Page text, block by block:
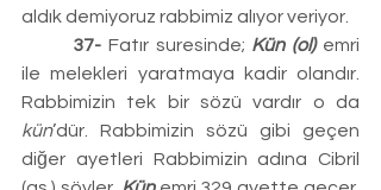
aldık demiyoruz rabbimiz alıyor veriyor.
	37-
Fatır suresinde; Kün (ol) emri
ile melekleri yaratmaya kadir olandır.
kün’dür. Rabbimizin sözü gibi geçen
diğer ayetleri Rabbimizin adına Cibril